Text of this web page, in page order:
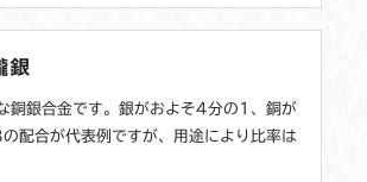
銀
銅銀合金です。銀がおよそ4分の1、銅が
配合が代表例ですが、用途により比率は